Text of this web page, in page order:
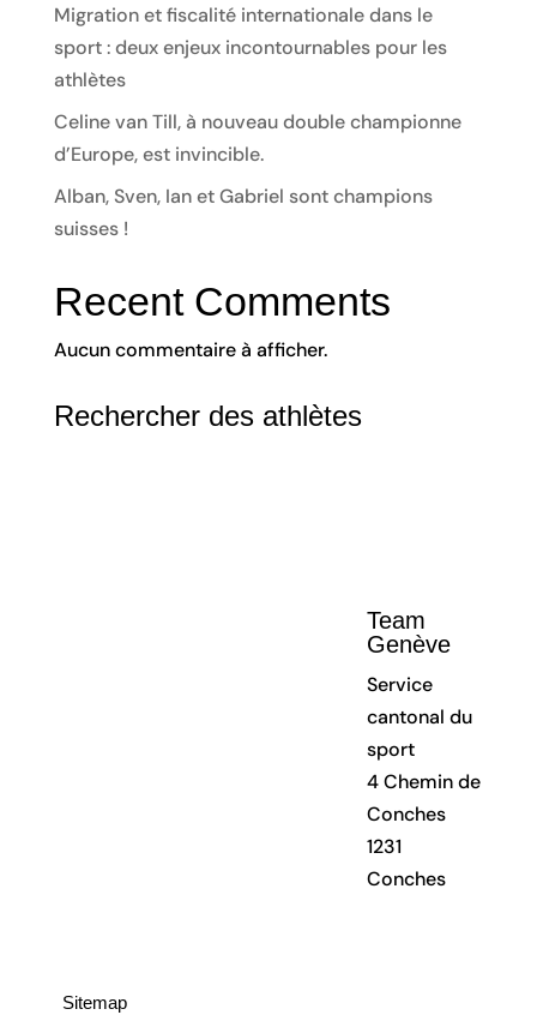
Migration et fiscalité internationale dans le
sport : deux enjeux incontournables pour les
athlètes
Celine van Till, à nouveau double championne
d’Europe, est invincible.
Alban, Sven, Ian et Gabriel sont champions
suisses !
Recent Comments
Aucun commentaire à afficher.
Rechercher des athlètes
Team
Genève
Service
cantonal du
sport
4 Chemin de
Conches
1231
Conches
Sitemap